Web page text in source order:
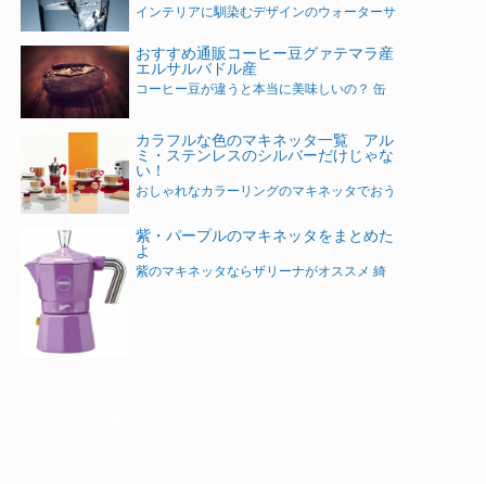
インテリアに馴染むデザインのウォーターサ
おすすめ通販コーヒー豆グァテマラ産
エルサルバドル産
コーヒー豆が違うと本当に美味しいの？ 缶
カラフルな色のマキネッタ一覧 アル
ミ・ステンレスのシルバーだけじゃな
い！
おしゃれなカラーリングのマキネッタでおう
紫・パープルのマキネッタをまとめた
よ
紫のマキネッタならザリーナがオススメ 綺